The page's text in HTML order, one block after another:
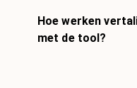
Hoe werken
met de tool?